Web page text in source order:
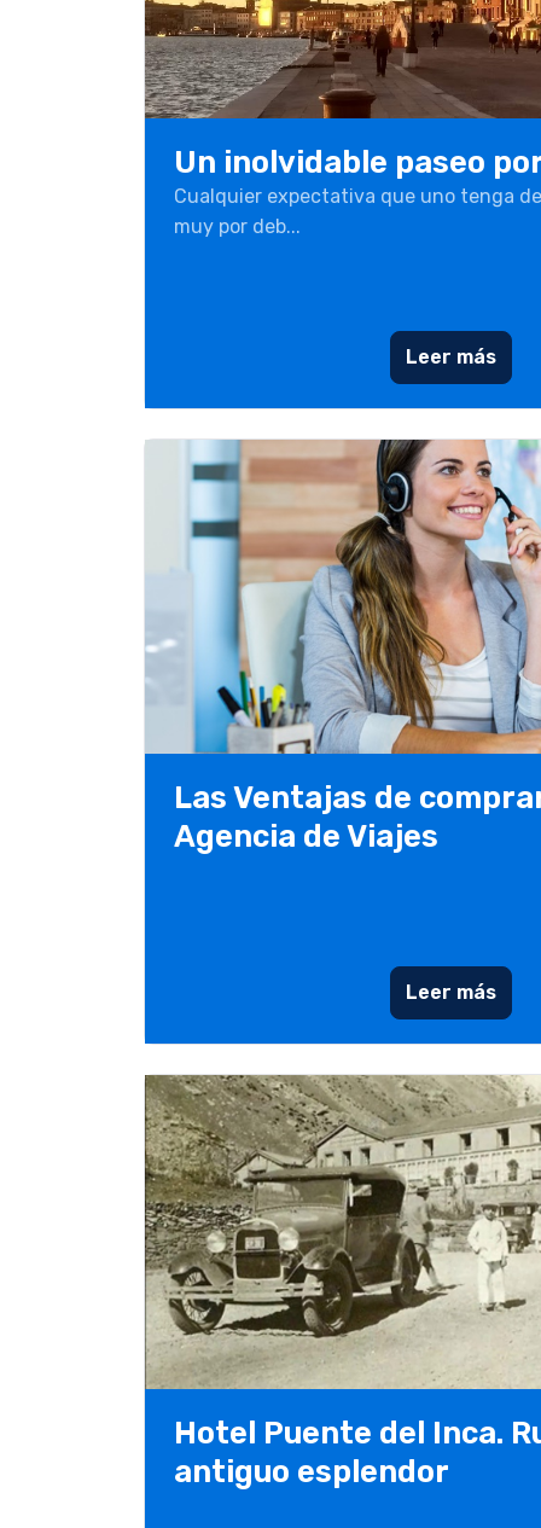
Un inolvidable paseo
Cualquier expectativa que uno tenga
muy por deb...
Leer más
Las Ventajas de
Agencia de Viajes
Leer más
Hotel Puente del Inca.
antiguo esplendor